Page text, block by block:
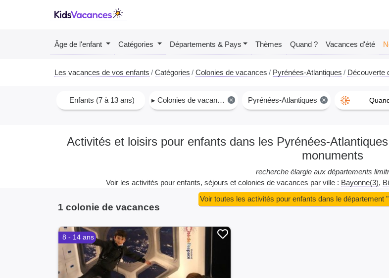
Âge de l'enfant Catégories Départements & Pays Thèmes Quand ? Vacances d'été
Les vacances de vos enfants Catégories Colonies de vacances Pyrénées-Atlantiques Découverte
Enfants (7 à 13 ans) ×
▸ Colonies de vacances ×
Pyrénées-Atlantiques
Activités et loisirs pour enfants dans les Pyrénées-
monuments
recherche élargie aux départements
Voir les activités pour enfants, séjours et colonies de vacances par ville : Bayonne(3)
1 colonie de vacances
Voir toutes les activités pour enfants dans le département "
8 - 14 ans